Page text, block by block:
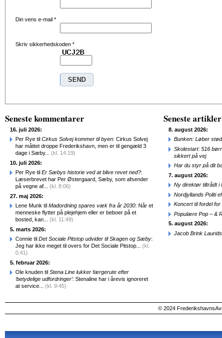
Din vens e-mail *
Skriv sikkerhedskoden *
Seneste kommentarer
16. juli 2026:
Per Rye til Cirkus Solvej kommer til byen: Cirkus Solvej
har måttet droppe Frederikshavn, men er til gengæld 3
dage i Sæby... (kl. 14:19)
10. juli 2026:
Per Rye til Er Sæbys historie ved at blive revet ned?:
Læserbrevet har Per Østergaard, Sæby, som afsender
på vegne af... (kl. 8:06)
27. maj 2026:
Lene Munk til Madordning spares væk fra år 2030: Når et
menneske flytter på plejehjem eller er beboer på et
bosted, kan... (kl. 11:49)
5. marts 2026:
Connie til Det Sociale Pitstop udvider til Skagen og Sæby:
Jeg har ikke meget til overs for Det Sociale Pitstop... (kl.
0:41)
5. februar 2026:
Ole knuden til Stena Line lukker færgerute efter
‘betydelige udfordringer’: Stenaline har i årevis ignoreret
at service... (kl. 9:45)
Seneste artikler
8. august 2026:
Bunken: Løber
Skolestart: 516
sikkert på vej
Har du styr på dit
7. august 2026:
Ny direktør tiltrådt i
Nordjyllands Politi
Koncert til fordel
Populære Pop – &
5. august 2026:
Jacob Brink
© 2024